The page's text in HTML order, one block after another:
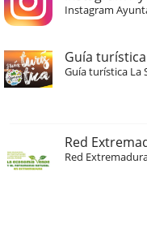
Instagram
Guía
Guía turística La
Red
Red